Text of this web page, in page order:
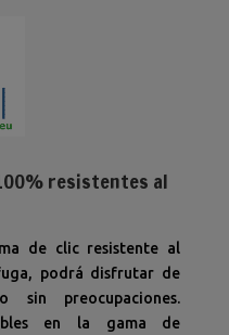
resistentes al
de clic resistente al
podrá disfrutar de
sin preocupaciones.
en la gama de